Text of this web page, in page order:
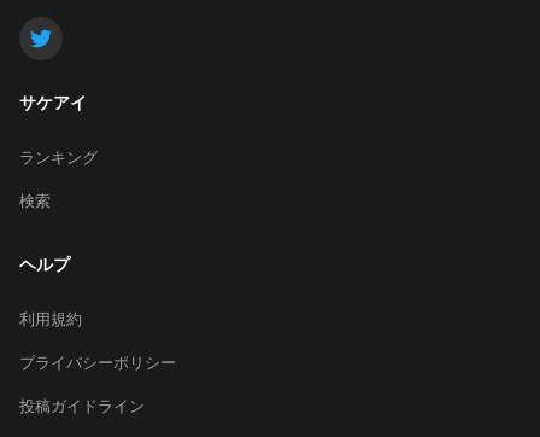
サケアイ
ランキング
検索
ヘルプ
利用規約
プライバシーポリシー
投稿ガイドライン